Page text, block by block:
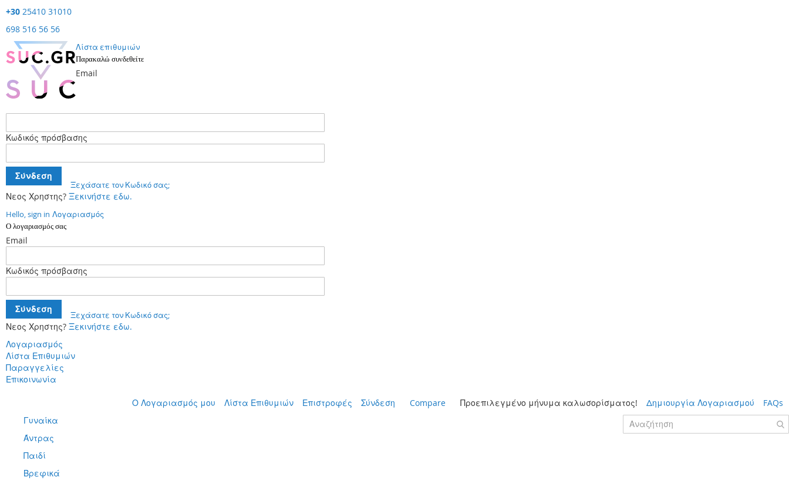
+30 25410 31010
698 516 56 56
Λίστα επιθυμιών
Παρακαλώ συνδεθείτε
Email
Κωδικός πρόσβασης
Σύνδεση
Ξεχάσατε τον Κωδικό σας;
Νεος Χρηστης? Ξεκινήστε εδω.
Hello, sign in Λογαριασμός
Ο λογαριασμός σας
Email
Κωδικός πρόσβασης
Σύνδεση
Ξεχάσατε τον Κωδικό σας;
Νεος Χρηστης? Ξεκινήστε εδω.
Λογαριασμός
Λίστα Επιθυμιών
Παραγγελίες
Επικοινωνία
Ο Λογαριασμός μου Λίστα Επιθυμιών Επιστροφές Σύνδεση Compare Προεπιλεγμένο μήνυμα καλωσορίσματος! Δημιουργία Λογαριασμού FAQs
περιεχόμενο
Γυναίκα
Άντρας
Παιδί
Βρεφικά